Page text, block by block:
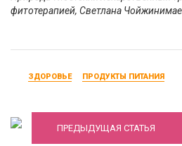
фитотерапией, Светлана
ЗДОРОВЬЕ ПРОДУКТЫ ПИТАНИЯ
ПРЕДЫДУЩАЯ СТАТЬЯ
Витамины для здоровья и